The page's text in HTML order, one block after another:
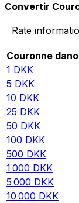
Convertir
Rate
Couronne
1 DKK
5 DKK
10 DKK
25 DKK
50 DKK
100 DKK
500 DKK
1 000 DKK
5 000 DKK
10 000 DKK